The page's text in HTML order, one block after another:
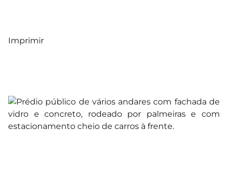
Imprimir